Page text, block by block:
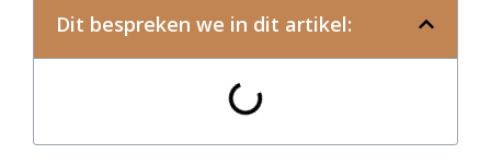
Dit bespreken we in dit artikel: